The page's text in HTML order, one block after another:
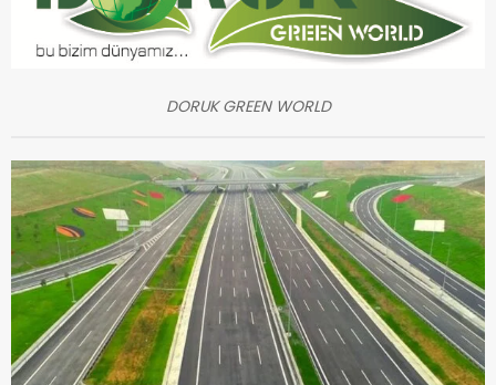
DORUK GREEN WORLD